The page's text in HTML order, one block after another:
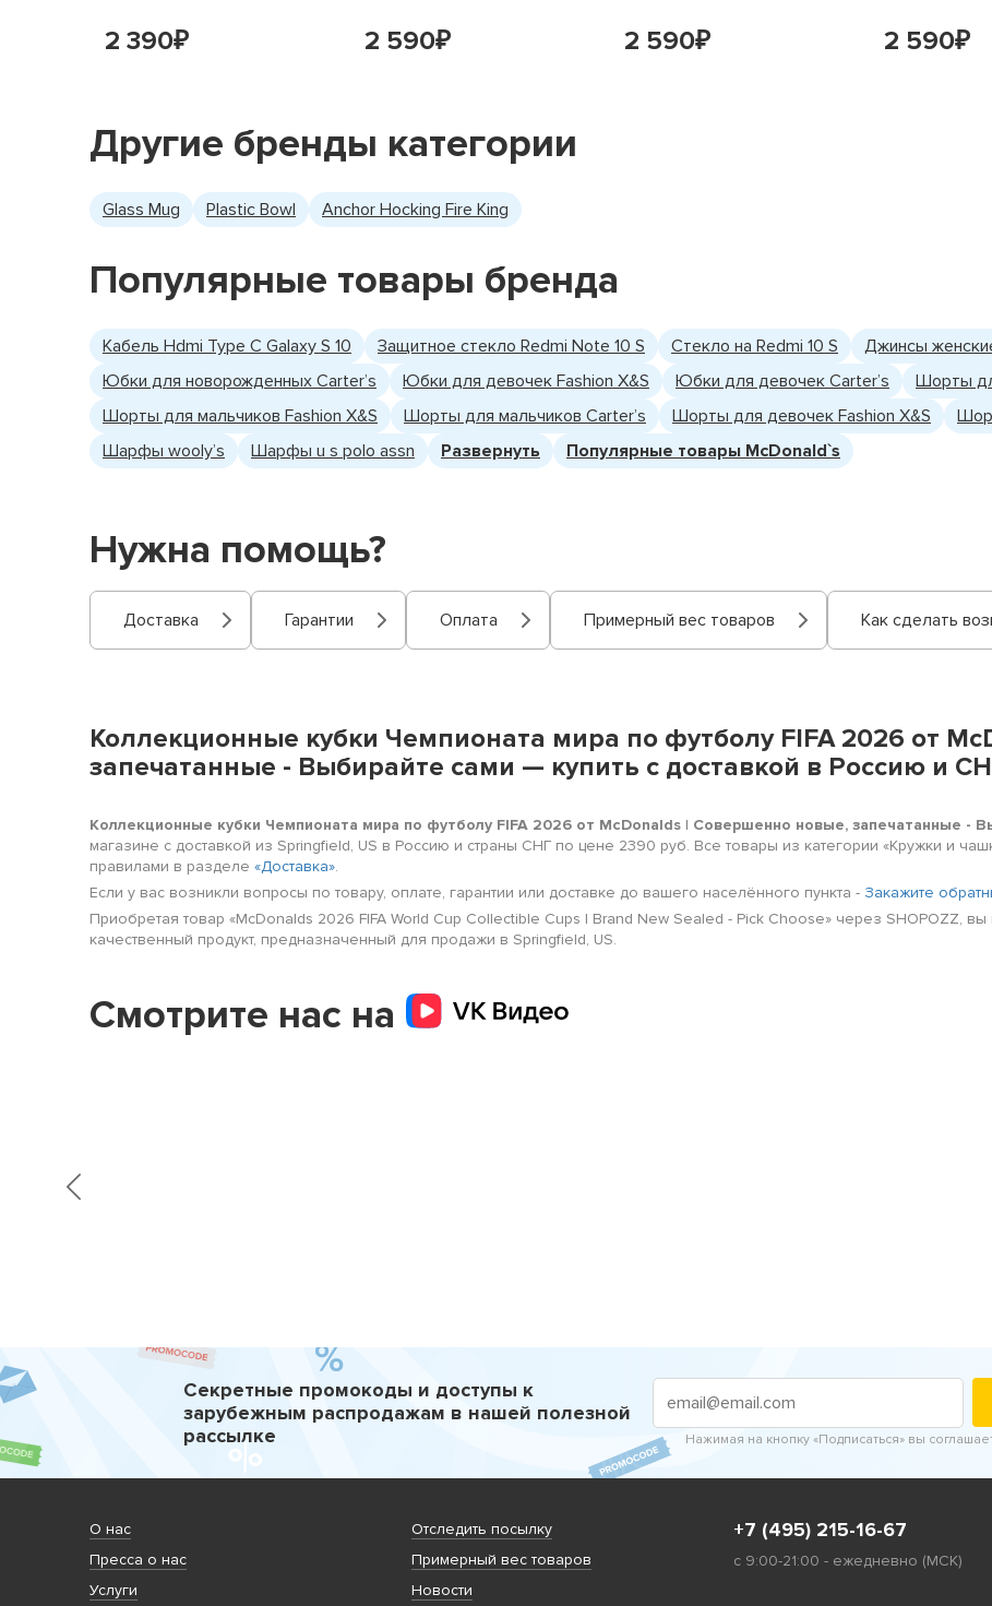
2 390₽ 2 590₽ 2 590₽ 2 590₽
Другие бренды категории
Glass Mug Plastic Bowl Anchor Hocking Fire King
Популярные товары бренда
Кабель Hdmi Type C Galaxy S 10 Защитное стекло Redmi Note 10 S Стекло на Redmi 10 S Джинсы
Юбки для новорожденных Carter’s
Юбки для девочек Fashion X&S Юбки для девочек Carter’s
Шорты
Шорты для мальчиков Fashion X&S
Шорты для мальчиков Carter’s Шорты для девочек Fashion X&S
Шарфы wooly’s
Шарфы u s polo assn Развернуть Популярные товары McDonald`s
Нужна помощь?
Доставка Гарантии Оплата Примерный вес товаров Как сделать
Коллекционные кубки Чемпионата мира по футболу FIFA 2026 от
запечатанные - Выбирайте сами — купить с доставкой в Россию и
Коллекционные кубки Чемпионата мира по футболу FIFA 2026 от McDonalds | Совершенно новые, запечатанные -
магазине с доставкой из Springfield, US в Россию и страны СНГ по цене 2390 руб. Все товары из категории «Кружки и
правилами в разделе «Доставка».
Если у вас возникли вопросы по товару, оплате, гарантии или доставке до вашего населённого пункта - Закажите
Приобретая товар «McDonalds 2026 FIFA World Cup Collectible Cups | Brand New Sealed - Pick Choose» через SHOPOZZ,
качественный продукт, предназначенный для продажи в Springfield, US.
Смотрите нас на
Секретные промокоды и доступы к
зарубежным распродажам в нашей полезной
рассылке
Нажимая на кнопку «Подписаться» вы
О нас
Пресса о нас
Услуги
Отследить посылку
Примерный вес товаров
Новости
+7 (495) 215-16-67
с 9:00-21:00 - ежедневно (МСК)